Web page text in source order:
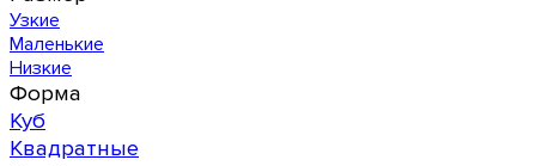
Узкие
Маленькие
Низкие
Форма
Куб
Квадратные